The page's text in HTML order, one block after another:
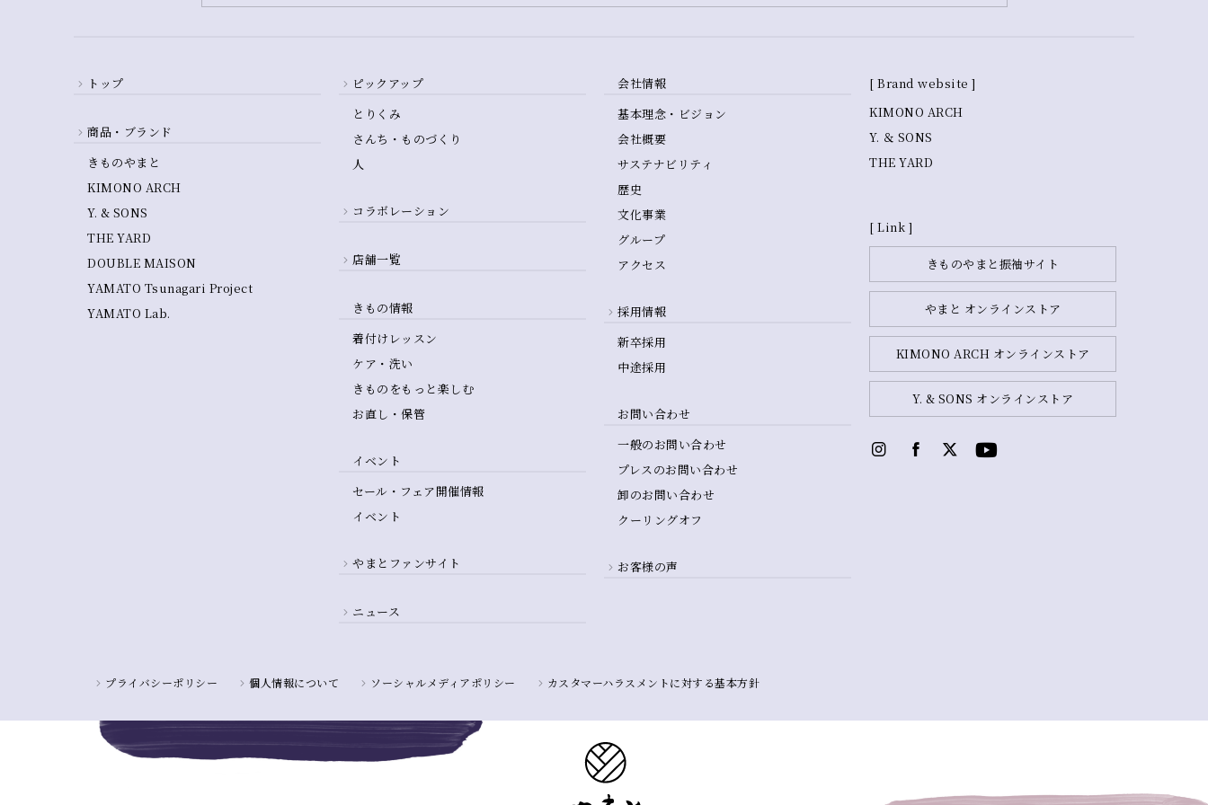
トップ
商品・ブランド
きものやまと
KIMONO ARCH
Y. & SONS
THE YARD
DOUBLE MAISON
YAMATO Tsunagari Project
YAMATO Lab.
ピックアップ
とりくみ
さんち・ものづくり
人
コラボレーション
店舗一覧
きもの情報
着付けレッスン
ケア・洗い
きものをもっと楽しむ
お直し・保管
イベント
セール・フェア開催情報
イベント
やまとファンサイト
ニュース
会社情報
基本理念・ビジョン
会社概要
サステナビリティ
歴史
文化事業
グループ
アクセス
採用情報
新卒採用
中途採用
お問い合わせ
一般のお問い合わせ
プレスのお問い合わせ
卸のお問い合わせ
クーリングオフ
お客様の声
プライバシーポリシー 個人情報について ソーシャルメディアポリシー カスタマーハラスメントに対する基本方針
[ Brand website ]
KIMONO ARCH
Y. ＆ SONS
THE YARD
[ Link ]
きものやまと振袖サイト
やまと オンラインストア
KIMONO ARCH オンラインストア
Y. & SONS オンラインストア